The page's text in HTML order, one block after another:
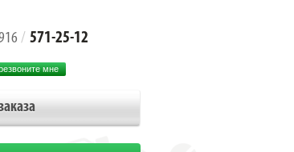
/ 571-25-12
мне